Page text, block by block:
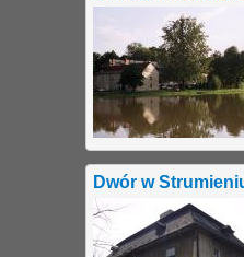
Dwór w